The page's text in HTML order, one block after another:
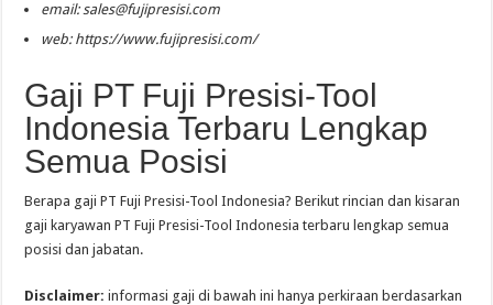
email:sales@fujipresisi.com
web: https://www.fujipresisi.com/
Gaji PT Fuji Presisi-Tool
Indonesia Terbaru Lengkap
Semua Posisi
Berapa gaji PT Fuji Presisi-Tool Indonesia? Berikut rincian dan kisaran
gaji karyawan PT Fuji Presisi-Tool Indonesia terbaru lengkap semua
posisi dan jabatan.
Disclaimer: informasi gaji di bawah ini hanya perkiraan berdasarkan